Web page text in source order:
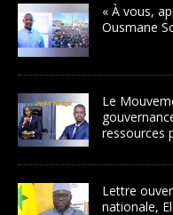
« À vous,
Ousmane
Le
ressources
Lettre
nationale,